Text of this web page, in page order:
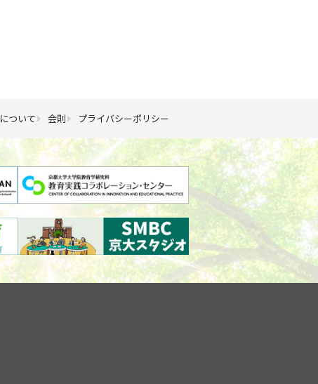
ついて 会則 プライバシーポリシー